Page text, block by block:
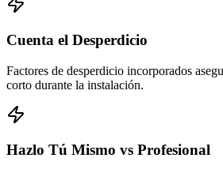
Cuenta el Desperdicio
Factores de desperdicio incorporados
corto durante la instalación.
Hazlo Tú Mismo vs Profesional